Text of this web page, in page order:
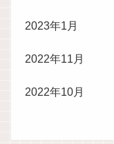
2023年1月
2022年11月
2022年10月